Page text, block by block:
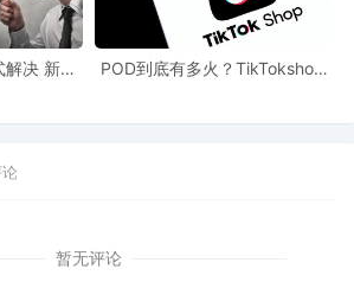
，您需要使用购买配送里的
决 新手
POD到底有多火？TikTokshop
暂无评论